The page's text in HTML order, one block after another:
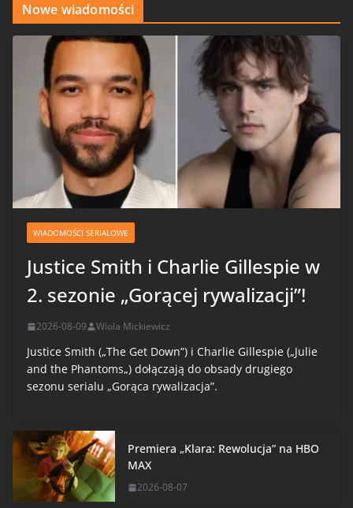
Nowe wiadomości
WIADOMOŚCI SERIALOWE
Justice Smith i Charlie Gillespie w
2. sezonie „Gorącej rywalizacji”!
2026-08-09 Wiola Mickiewicz
Justice Smith („The Get Down”) i Charlie Gillespie („Julie
and the Phantoms„) dołączają do obsady drugiego
sezonu serialu „Gorąca rywalizacja”.
Premiera „Klara: Rewolucja” na HBO
MAX
2026-08-07